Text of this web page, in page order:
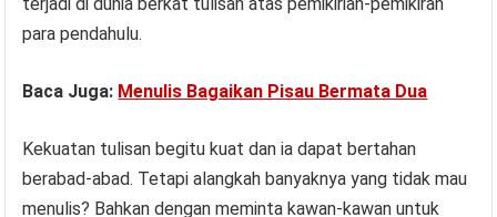
para pendahulu.
Baca Juga: Menulis Bagaikan Pisau Bermata Dua
Kekuatan tulisan begitu kuat dan ia dapat bertahan
berabad-abad. Tetapi alangkah banyaknya yang tidak mau
menulis? Bahkan dengan meminta kawan-kawan untuk